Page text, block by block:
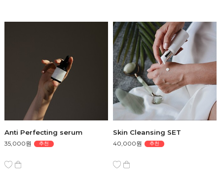
Anti Perfecting serum
35,000원
Skin Cleansing SET
40,000원